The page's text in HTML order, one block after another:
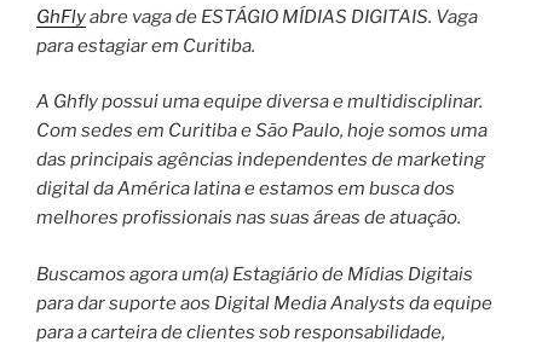
GhFlyabre vaga de ESTÁGIO MÍDIAS DIGITAIS. Vaga
para estagiar em Curitiba.
A Ghfly possui uma equipe diversa e multidisciplinar.
Com sedes em Curitiba e São Paulo, hoje somos uma
das principais agências independentes de marketing
digital da América latina e estamos em busca dos
melhores profissionais nas suas áreas de atuação.
Buscamos agora um(a) Estagiário de Mídias Digitais
para dar suporte aos Digital Media Analysts da equipe
para a carteira de clientes sob responsabilidade,